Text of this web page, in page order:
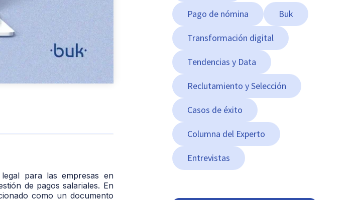
para las empresas en
de pagos salariales. En
como un documento
Pago de nómina Buk
Transformación digital
Tendencias y Data
Reclutamiento y Selección
Casos de éxito
Columna del Experto
Entrevistas